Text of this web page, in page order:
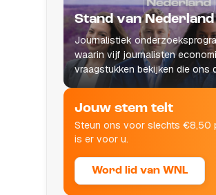
Stand van Nederland
Journalistiek
waarin vijf journalisten
vraagstukken bekijken die ons
leven raken.
Jouw stem telt
Steun ons voor slechts €8,50
is er voor u.
Word lid van WNL